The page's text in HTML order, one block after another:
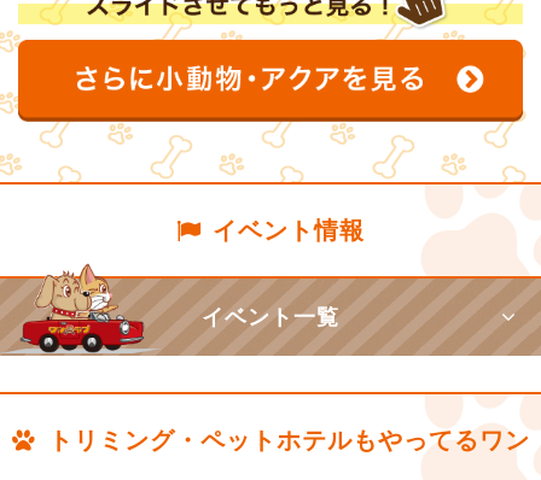
イベント情報
イベント一覧
トリミング・ペットホテルもやってるワン